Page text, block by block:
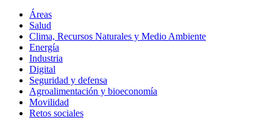
Áreas
Salud
Clima, Recursos Naturales y Medio Ambiente
Energía
Industria
Digital
Seguridad y defensa
Agroalimentación y bioeconomía
Movilidad
Retos sociales